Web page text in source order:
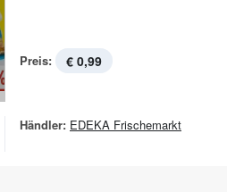
Preis: € 0,99
Händler: EDEKA Frischemarkt